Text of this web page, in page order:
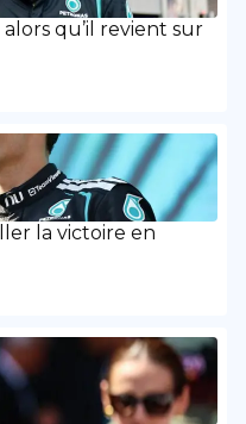
qu’il revient sur
la victoire en